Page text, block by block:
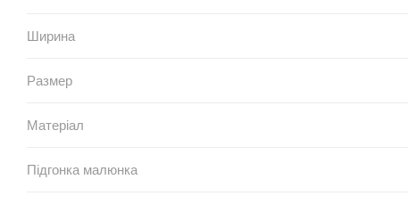
Ширина
Размер
Матеріал
Підгонка малюнка